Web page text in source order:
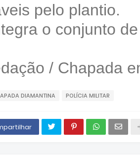
pelo plantio.
o conjunto
/ Chapada
DIAMANTINA POLÍCIA MILITAR